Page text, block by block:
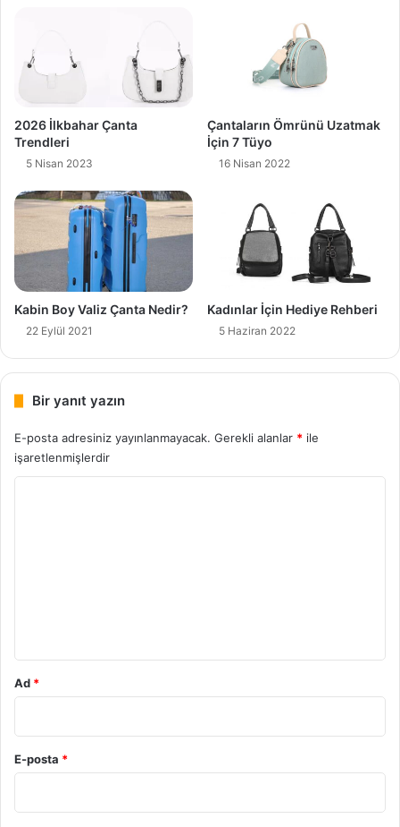
2026 İlkbahar Çanta
Trendleri
5 Nisan 2023
Çantaların Ömrünü Uzatmak
İçin 7 Tüyo
16 Nisan 2022
Kabin Boy Valiz Çanta Nedir?
22 Eylül 2021
Kadınlar İçin Hediye Rehberi
5 Haziran 2022
Bir yanıt yazın
E-posta adresiniz yayınlanmayacak. Gerekli alanlar * ile
işaretlenmişlerdir
Ad *
E-posta *